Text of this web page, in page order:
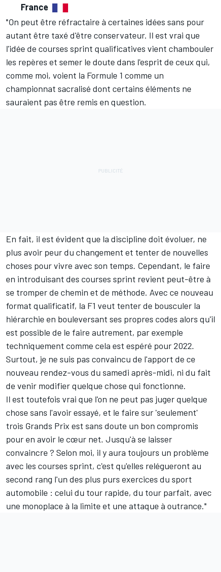
France
"On peut être réfractaire à certaines idées sans pour
autant être taxé d'être conservateur. Il est vrai que
l'idée de courses sprint qualificatives vient chambouler
les repères et semer le doute dans l'esprit de ceux qui,
comme moi, voient la Formule 1 comme un
championnat sacralisé dont certains éléments ne
sauraient pas être remis en question.
En fait, il est évident que la discipline doit évoluer, ne
plus avoir peur du changement et tenter de nouvelles
choses pour vivre avec son temps. Cependant, le faire
en introduisant des courses sprint revient peut-être à
se tromper de chemin et de méthode. Avec ce nouveau
format qualificatif, la F1 veut tenter de bousculer la
hiérarchie en bouleversant ses propres codes alors qu'il
est possible de le faire autrement, par exemple
techniquement comme cela est espéré pour 2022.
Surtout, je ne suis pas convaincu de l'apport de ce
nouveau rendez-vous du samedi après-midi, ni du fait
de venir modifier quelque chose qui fonctionne.
Il est toutefois vrai que l'on ne peut pas juger quelque
chose sans l'avoir essayé, et le faire sur 'seulement'
trois Grands Prix est sans doute un bon compromis
pour en avoir le cœur net. Jusqu'à se laisser
convaincre ? Selon moi, il y aura toujours un problème
avec les courses sprint, c'est qu'elles relégueront au
second rang l'un des plus purs exercices du sport
automobile : celui du tour rapide, du tour parfait, avec
une monoplace à la limite et une attaque à outrance."